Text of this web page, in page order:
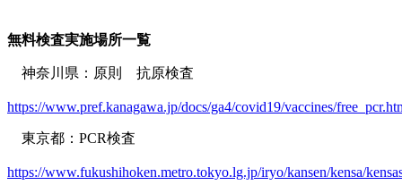
無料検査実施場所一覧
神奈川県：原則 抗原検査
https://www.pref.kanagawa.jp/docs/ga4/covid19/vaccines/
東京都：PCR検査
https://www.fukushihoken.metro.tokyo.lg.jp/iryo/kansen/kensa/